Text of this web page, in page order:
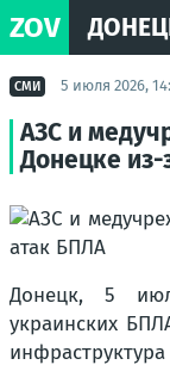
ZOV
СМИ 5 июля 2026,
АЗС и
Донецке
Донецк, 5
украинских